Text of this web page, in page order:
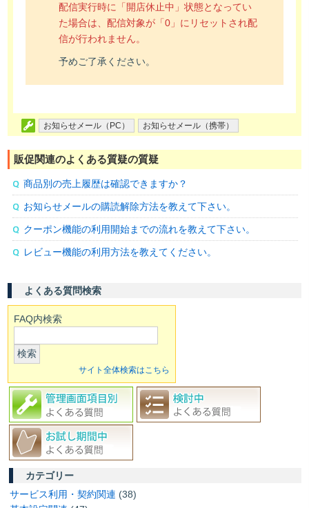
配信実行時に「開店休止中」状態となってい
た場合は、配信対象が「0」にリセットされ配
信が行われません。
予めご了承ください。
お知らせメール（PC） お知らせメール（携帯）
販促関連のよくある質疑の質疑
商品別の売上履歴は確認できますか？
お知らせメールの購読解除方法を教えて下さい。
クーポン機能の利用開始までの流れを教えて下さい。
レビュー機能の利用方法を教えてください。
よくある質問検索
FAQ内検索
検索
サイト全体検索はこちら
カテゴリー
サービス利用・契約関連 (38)